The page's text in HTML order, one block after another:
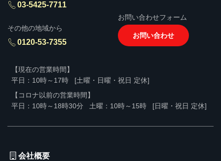
03-5425-7711
その他の地域から
0120-53-7355
お問い合わせフォーム
お問い合わせ
【現在の営業時間】
平日：10時～17時
[土曜・日曜・祝日 定休]
【コロナ以前の営業時間】
平日：10時～18時30分
土曜：10時～15時 [日曜・祝日 定休]
会社概要